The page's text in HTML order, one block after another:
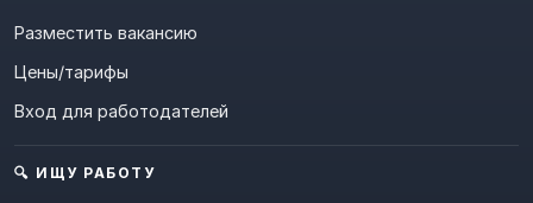
Разместить вакансию
Цены/тарифы
Вход для работодателей
🔍 ИЩУ РАБОТУ